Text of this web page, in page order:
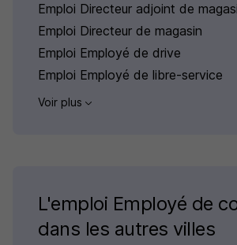
Emploi Directeur adjoint de
Emploi Directeur de magasin
Emploi Employé de drive
Emploi Employé de libre-service
Voir plus
L'emploi Employé de
dans les autres villes